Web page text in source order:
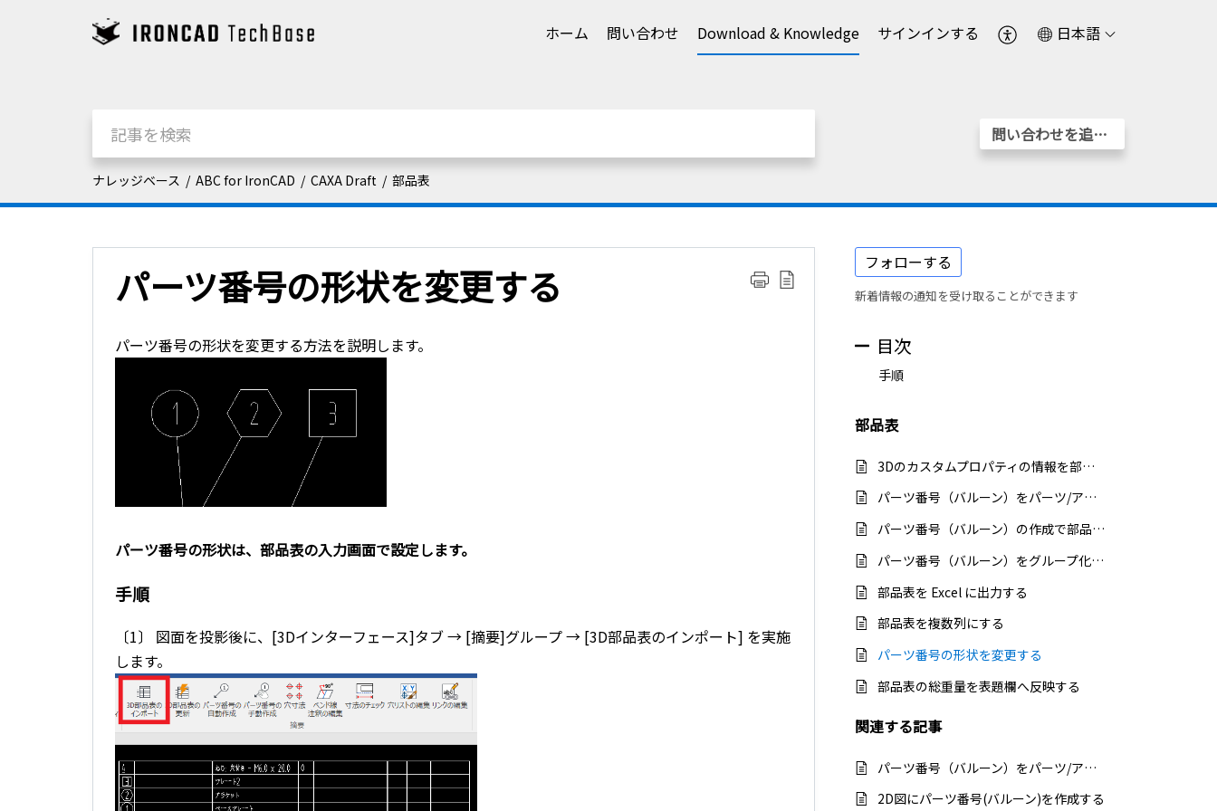
ホーム 問い合わせ Download & Knowledge サインインする 日本語
問い合わせを追加する
ナレッジベース ABC for IronCAD CAXA Draft 部品表
パーツ番号の形状を変更する
パーツ番号の形状を変更する方法を説明します。
パーツ番号の形状は、部品表の入力画面で設定します。
手順
〔1〕 図面を投影後に、[3Dインターフェース]タブ → [摘要]グループ → [3D部品表のインポート] を実施
します。
フォローする
新着情報の通知を受け取ることができます
目次
手順
部品表
3Dのカスタムプロパティの情報を部品表に反映する
パーツ番号（バルーン）をパーツ/アセンブリプロパティの番号に設定する
パーツ番号（バルーン）の作成で部品表の再インポートメッセージが表示する
パーツ番号（バルーン）をグループ化する
部品表を Excel に出力する
部品表を複数列にする
パーツ番号の形状を変更する
部品表の総重量を表題欄へ反映する
関連する記事
パーツ番号（バルーン）をパーツ/アセンブリプロパティの番号に設定する
2D図にパーツ番号(バルーン)を作成する